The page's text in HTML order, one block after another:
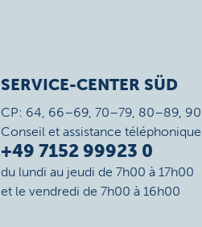
SERVICE-CENTER SÜD
CP: 64, 66–69, 70–79, 80–89,
Conseil et assistance téléphonique
+49 7152 99923 0
du lundi au jeudi de 7h00 à 17h00
et le vendredi de 7h00 à 16h00